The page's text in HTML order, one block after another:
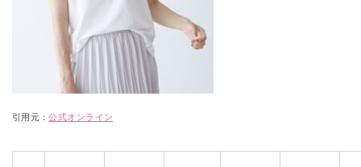
引用元：公式オンライン